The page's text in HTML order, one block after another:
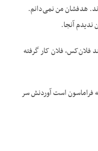
هدفشان من نمی‌دانم.
آنجا.
فلان ‌کار گرفته
فراماسون است آوردنش سر